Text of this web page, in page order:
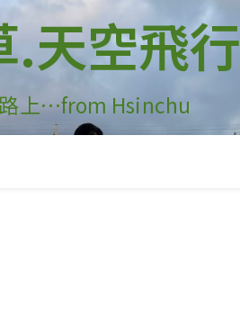
.天空飛行
上…from Hsinchu